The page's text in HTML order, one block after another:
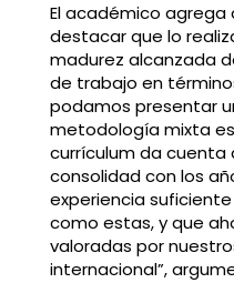
El académico agrega
destacar que lo
madurez alcanzada
de trabajo en
podamos presentar
metodología mixta
currículum da cuenta
consolidad con los
experiencia
como estas, y que
valoradas por
internacional”,